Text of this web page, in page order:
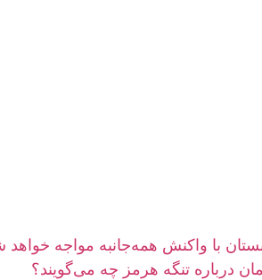
با واکنش همه‌جانبه مواجه خواهد
درباره تنگه هرمز چه می‌گویند؟